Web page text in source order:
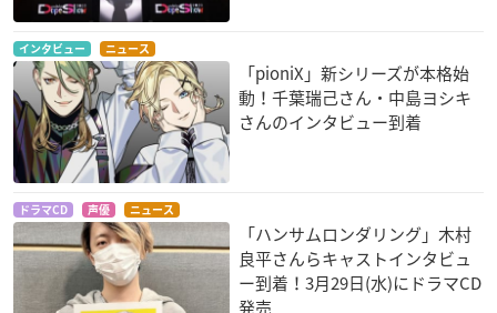
インタビュー ニュース
「pioniX」新シリーズが本格始
動！千葉瑞己さん・中島ヨシキ
さんのインタビュー到着
ドラマCD 声優 ニュース
「ハンサムロンダリング」木村
良平さんらキャストインタビュ
ー到着！3月29日(水)にドラマCD
発売